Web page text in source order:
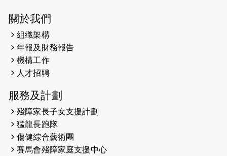
2024-01-01
2023-11-28
2023-09-30
共融理念 港聞 2023.09.30 金金
2023-06-28
2023-06-15
RTHK 香港電台-凝聚香港：第二百五
關於我們
組織架構
年報及財務報告
機構工作
人才招聘
服務及計劃
殘障家長子女支援計劃
猛龍長跑隊
傷健綜合藝術團
賽馬會殘障家庭支援中心